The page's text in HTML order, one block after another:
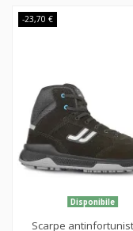
-23,70 €
Disponibile
Scarpe